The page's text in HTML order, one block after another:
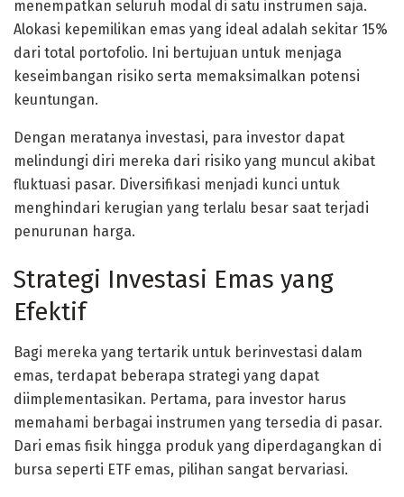
menempatkan seluruh modal di satu instrumen saja.
Alokasi kepemilikan emas yang ideal adalah sekitar 15%
dari total portofolio. Ini bertujuan untuk menjaga
keseimbangan risiko serta memaksimalkan potensi
keuntungan.
Dengan meratanya investasi, para investor dapat
melindungi diri mereka dari risiko yang muncul akibat
fluktuasi pasar. Diversifikasi menjadi kunci untuk
menghindari kerugian yang terlalu besar saat terjadi
penurunan harga.
Strategi Investasi Emas yang
Efektif
Bagi mereka yang tertarik untuk berinvestasi dalam
emas, terdapat beberapa strategi yang dapat
diimplementasikan. Pertama, para investor harus
memahami berbagai instrumen yang tersedia di pasar.
Dari emas fisik hingga produk yang diperdagangkan di
bursa seperti ETF emas, pilihan sangat bervariasi.